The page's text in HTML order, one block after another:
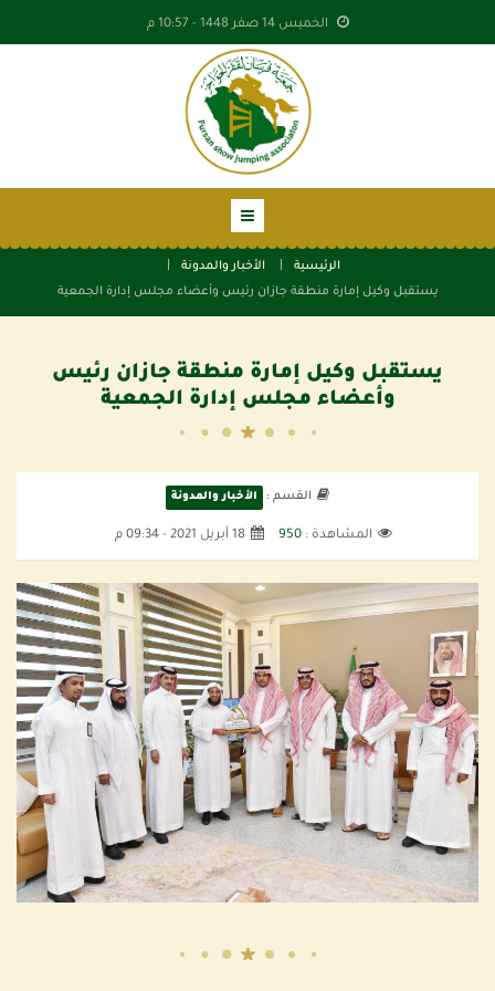
الخميس 14 صفر 1448 - 10:57 م
الرئيسية
الأخبار والمدونة
يستقبل وكيل إمارة منطقة جازان رئيس وأعضاء مجلس إدارة الجمعية
يستقبل وكيل إمارة منطقة جازان رئيس
وأعضاء مجلس إدارة الجمعية
القسم : الأخبار والمدونة
المشاهدة :950 18 أبريل 2021 - 09:34 م